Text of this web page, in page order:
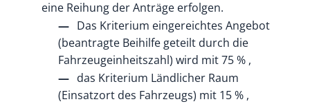
eine Reihung der Anträge erfolgen.
Das Kriterium eingereichtes Angebot
(beantragte Beihilfe geteilt durch die
Fahrzeugeinheitszahl) wird mit 75 % ,
das Kriterium Ländlicher Raum
(Einsatzort des Fahrzeugs) mit 15 % ,